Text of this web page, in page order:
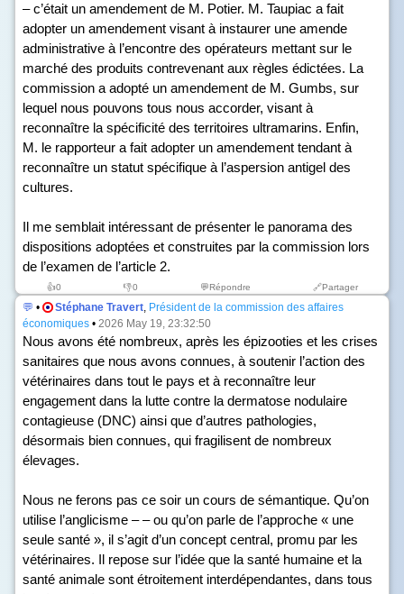
– c’était un amendement de M. Potier. M. Taupiac a fait
adopter un amendement visant à instaurer une amende
administrative à l’encontre des opérateurs mettant sur le
marché des produits contrevenant aux règles édictées. La
commission a adopté un amendement de M. Gumbs, sur
lequel nous pouvons tous nous accorder, visant à
reconnaître la spécificité des territoires ultramarins. Enfin,
M. le rapporteur a fait adopter un amendement tendant à
reconnaître un statut spécifique à l’aspersion antigel des
cultures.
Il me semblait intéressant de présenter le panorama des
dispositions adoptées et construites par la commission lors
de l’examen de l’article 2.
👍0 👎0 💬Répondre 🔗Partager
💬 • Stéphane Travert, Président de la commission des affaires
économiques • 2026 May 19, 23:32:50
Nous avons été nombreux, après les épizooties et les crises
sanitaires que nous avons connues, à soutenir l’action des
vétérinaires dans tout le pays et à reconnaître leur
engagement dans la lutte contre la dermatose nodulaire
contagieuse (DNC) ainsi que d’autres pathologies,
désormais bien connues, qui fragilisent de nombreux
élevages.
Nous ne ferons pas ce soir un cours de sémantique. Qu’on
utilise l’anglicisme – – ou qu’on parle de l’approche « une
seule santé », il s’agit d’un concept central, promu par les
vétérinaires. Il repose sur l’idée que la santé humaine et la
santé animale sont étroitement interdépendantes, dans tous